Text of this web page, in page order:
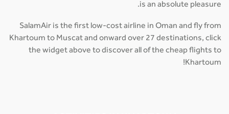
is an absolute pleasure.
SalamAir is the first low-cost airline in Oman and fly from
Khartoum to Muscat and onward over 27 destinations, click
the widget above to discover all of the cheap flights to
Khartoum!